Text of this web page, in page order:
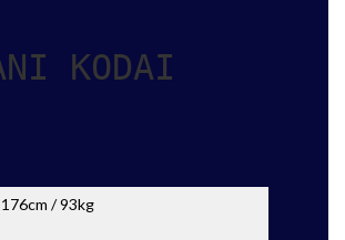
KODAI
176cm / 93kg